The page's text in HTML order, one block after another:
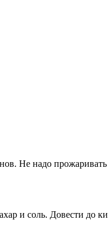
Не надо
и соль. Довести